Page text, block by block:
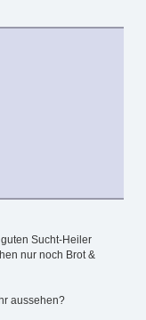
Sucht-Heiler
nur noch Brot &
aussehen?